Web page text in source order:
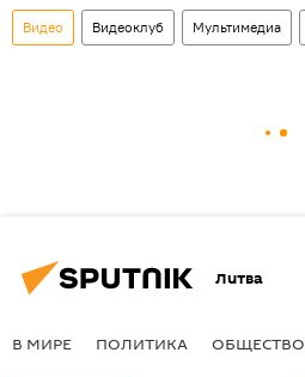
Видео Видеоклуб Мультимедиа
Литва
В МИРЕ ПОЛИТИКА ОБЩЕСТВО